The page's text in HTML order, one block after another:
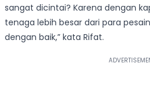
sangat dicintai? Karena dengan
tenaga lebih besar dari para
dengan baik,” kata Rifat.